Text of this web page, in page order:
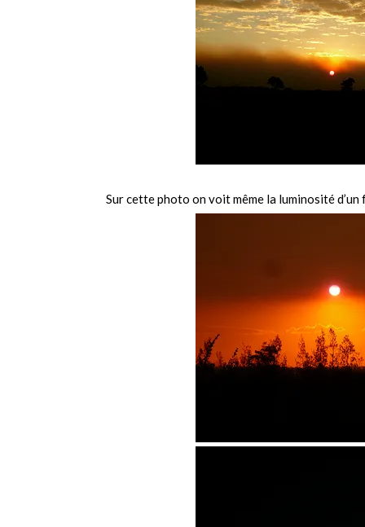
Sur cette photo on voit même la luminosité